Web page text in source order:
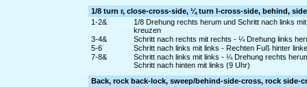
1/8 turn r, close-cross-side, ¼ turn l-cross-side, behind,
1-2&
1/8 Drehung rechts herum und Schritt nach links
kreuzen
3-4&
Schritt nach rechts mit rechts - ¼ Drehung links
5-6
Schritt nach links mit links - Rechten Fuß hinter
7-8&
Schritt nach links mit links - ¼ Drehung rechts
Schritt nach hinten mit links (9 Uhr)
Back, rock back-lock, sweep/behind-side-cross, rock